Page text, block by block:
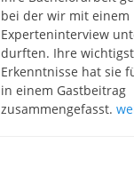
bei der wir mit einem
Experteninterview
durften. Ihre
Erkenntnisse hat sie
in einem Gastbeitrag
zusammengefasst.